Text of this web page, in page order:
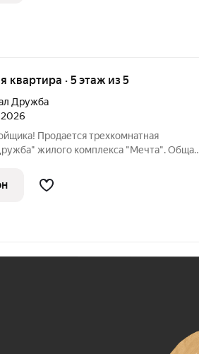
квартира · 5 этаж из 5
Дружба
2026
жилого комплекса "Мечта". Общая